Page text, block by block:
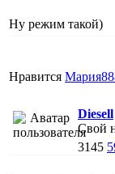
Ну режим такой)
Нравится
Diesell
Свой
3145